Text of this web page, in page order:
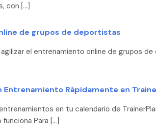
con […]
de grupos de deportistas
el entrenamiento online de grupos
Entrenamiento Rápidamente en
en tu calendario de
Para […]